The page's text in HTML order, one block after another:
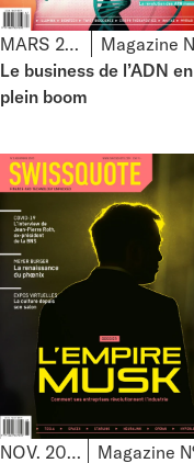
MARS 2021
Le business de l’ADN en
plein boom
NOV. 2020